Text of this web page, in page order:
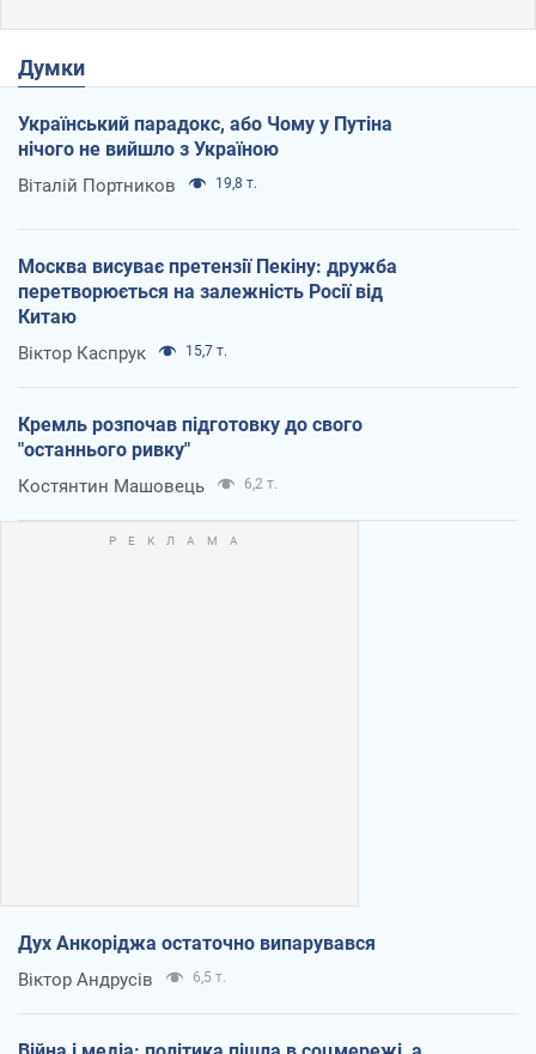
Думки
Український парадокс, або Чому у Путіна
нічого не вийшло з Україною
Віталій Портников 19,8 т.
Москва висуває претензії Пекіну: дружба
перетворюється на залежність Росії від
Китаю
Віктор Каспрук 15,7 т.
Кремль розпочав підготовку до свого
"останнього ривку"
Костянтин Машовець 6,2 т.
Дух Анкоріджа остаточно випарувався
Віктор Андрусів 6,5 т.